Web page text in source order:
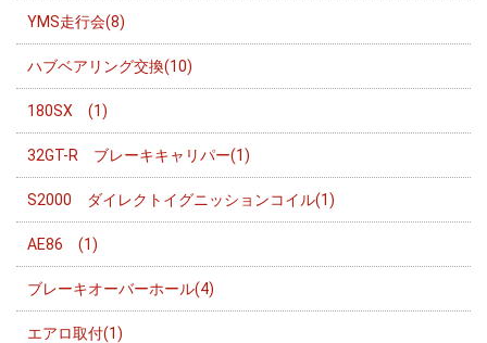
YMS走行会(8)
ハブベアリング交換(10)
180SX (1)
32GT-R ブレーキキャリパー(1)
S2000 ダイレクトイグニッションコイル(1)
AE86 (1)
ブレーキオーバーホール(4)
エアロ取付(1)